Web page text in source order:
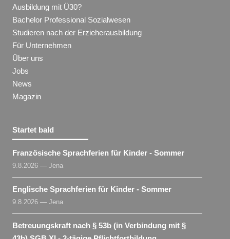
Ausbildung mit Ü30?
Bachelor Professional Sozialwesen
Studieren nach der Erzieherausbildung
Für Unternehmen
Über uns
Jobs
News
Magazin
Startet bald
Französische Sprachferien für Kinder - Sommer
9.8.2026 — Jena
Englische Sprachferien für Kinder - Sommer
9.8.2026 — Jena
Betreuungskraft nach § 53b (in Verbindung mit §